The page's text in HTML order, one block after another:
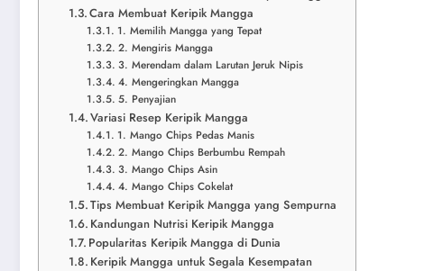
Cara Membuat Keripik Mangga
1. Memilih Mangga yang Tepat
2. Mengiris Mangga
3. Merendam dalam Larutan Jeruk Nipis
4. Mengeringkan Mangga
5. Penyajian
Variasi Resep Keripik Mangga
1. Mango Chips Pedas Manis
2. Mango Chips Berbumbu Rempah
3. Mango Chips Asin
4. Mango Chips Cokelat
Tips Membuat Keripik Mangga yang Sempurna
Kandungan Nutrisi Keripik Mangga
Popularitas Keripik Mangga di Dunia
Keripik Mangga untuk Segala Kesempatan